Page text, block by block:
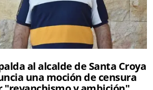
al alcalde de Santa Croya
una moción de censura